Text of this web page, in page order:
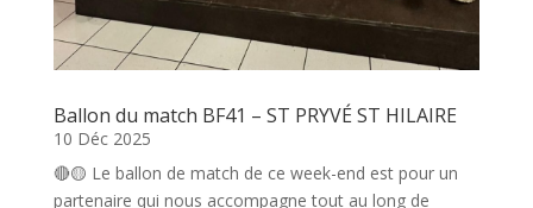
Ballon du match BF41 – ST PRYVÉ ST HILAIRE
10 Déc 2025
🔴🟡 Le ballon de match de ce week-end est pour un
partenaire qui nous accompagne tout au long de